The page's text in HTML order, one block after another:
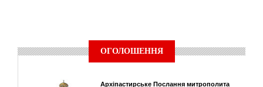
ОГОЛОШЕННЯ
Архіпастирське Послання митрополита